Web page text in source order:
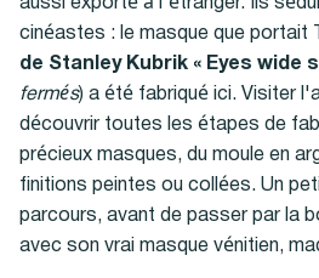
cinéastes : le masque que portait
de Stanley Kubrik « Eyes wide
fermés) a été fabriqué ici. Visiter
découvrir toutes les étapes de
précieux masques, du moule en
finitions peintes ou collées. Un
parcours, avant de passer par la
avec son vrai masque vénitien,